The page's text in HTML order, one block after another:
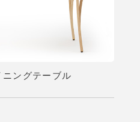
ングテーブル